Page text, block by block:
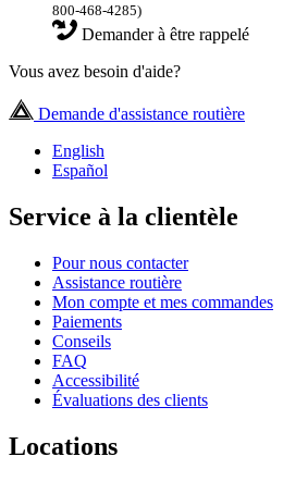
800-468-4285)
Demander à être rappelé
Vous avez besoin d'aide?
Demande d'assistance routière
English
Español
Service à la clientèle
Pour nous contacter
Assistance routière
Mon compte et mes commandes
Paiements
Conseils
FAQ
Accessibilité
Évaluations des clients
Locations